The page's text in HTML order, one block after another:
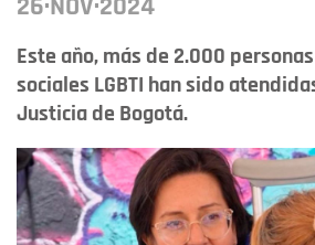
26·NOV·2024
Este año, más de 2.000
sociales LGBTI han sido
Justicia de Bogotá.